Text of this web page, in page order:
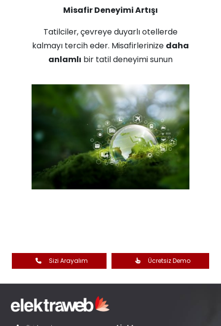
Misafir Deneyimi Artışı
Tatilciler, çevreye duyarlı otellerde
kalmayı tercih eder. Misafirlerinize daha
anlamlı bir tatil deneyimi sunun
Sizi Arayalım Ücretsiz Demo